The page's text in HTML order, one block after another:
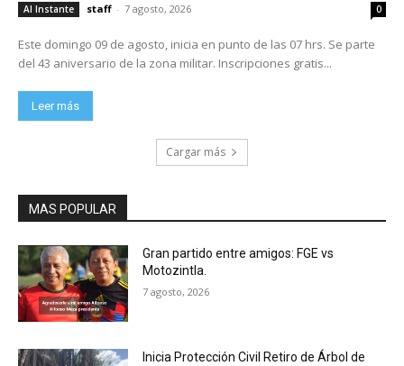
Al Instante staff - 7 agosto, 2026 0
Este domingo 09 de agosto, inicia en punto de las 07 hrs. Se parte
del 43 aniversario de la zona militar. Inscripciones gratis...
Leer más
Cargar más
MAS POPULAR
Gran partido entre amigos: FGE vs
Motozintla.
7 agosto, 2026
Inicia Protección Civil Retiro de Árbol de